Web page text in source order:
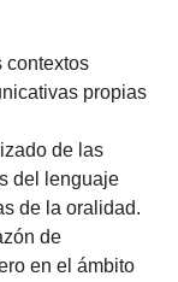
contextos
propias
de las
del lenguaje
de la oralidad.
de
en el ámbito